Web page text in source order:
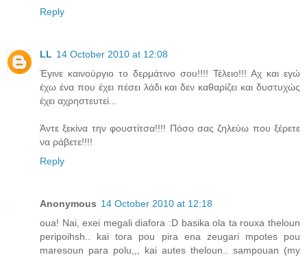
Reply
LL 14 October 2010 at 12:08
Έγινε καινούργιο το δερμάτινο σου!!!! Τέλειο!!! Αχ και εγώ
έχω ένα που έχει πέσει λάδι και δεν καθαρίζει και δυστυχώς
έχει αχρηστευτεί...
Άντε ξεκίνα την φουστίτσα!!!! Πόσο σας ζηλεύω που ξέρετε
να ράβετε!!!!
Reply
Anonymous 14 October 2010 at 12:18
oua! Nai, exei megali diafora :D basika ola ta rouxa theloun
peripoihsh.. kai tora pou pira ena zeugari mpotes pou
maresoun para polu,,, kai autes theloun.. sampouan (my